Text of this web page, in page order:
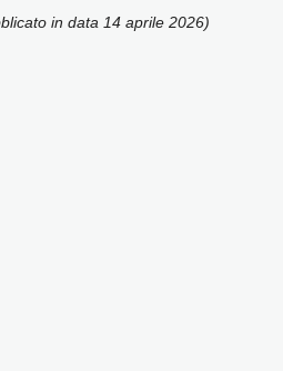
in data 14 aprile 2026)